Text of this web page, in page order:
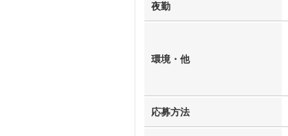
夜勤
環境・他
応募方法